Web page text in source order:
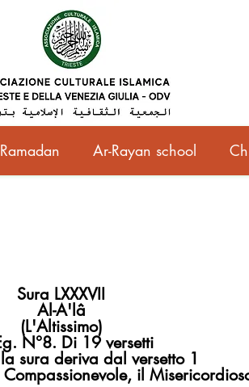
Ramadan Ar-Rayan school
Sura LXXXVII
Al-A'lâ
(L'Altissimo)
N°8. Di 19 versetti
sura deriva dal versetto 1
il